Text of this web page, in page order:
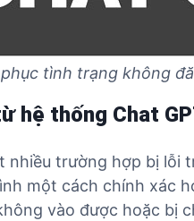
tình trạng không
hệ thống Chat
nhiều trường hợp bị lỗi
một cách chính xác
vào được hoặc bị